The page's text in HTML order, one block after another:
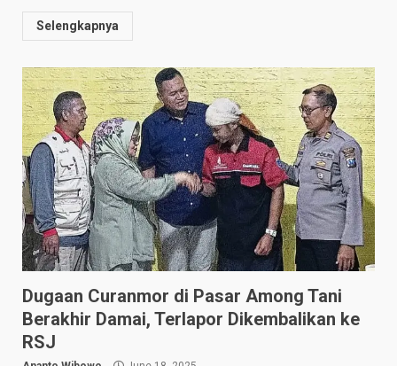
Selengkapnya
Dugaan Curanmor di Pasar Among Tani
Berakhir Damai, Terlapor Dikembalikan ke
RSJ